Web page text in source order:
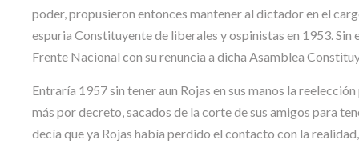
poder, propusieron entonces mantener al dictador en el
espuria Constituyente de liberales y ospinistas en 1953.
Frente Nacional con su renuncia a dicha Asamblea
Entraría 1957 sin tener aun Rojas en sus manos la
más por decreto, sacados de la corte de sus amigos para
decía que ya Rojas había perdido el contacto con la